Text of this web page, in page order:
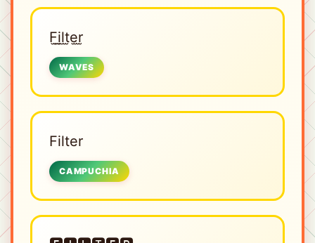
F̫i̫l̫t̫e̫r̫
WAVES
Filter
CAMPUCHIA